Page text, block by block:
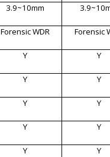
3.9~10mm
Forensic WDR Forensic
Y Y
Y Y
Y Y
Y Y
Y Y